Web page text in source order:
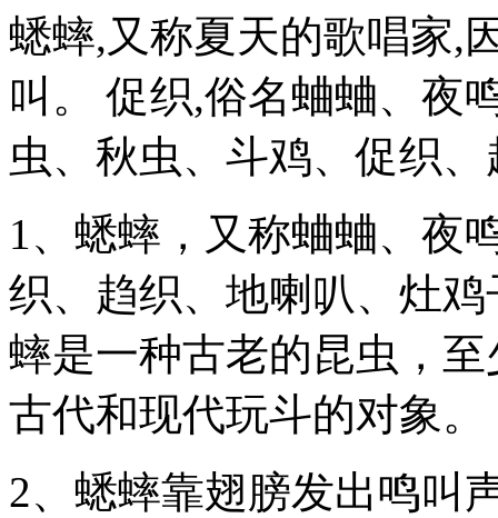
蟋蟀,又称夏天的歌唱家,
叫。 促织,俗名蛐蛐、夜
虫、秋虫、斗鸡、促织
1、蟋蟀，又称蛐蛐、夜
织、趋织、地喇叭、灶
蟀是一种古老的昆虫，
古代和现代玩斗的对象。
2、蟋蟀靠翅膀发出鸣叫